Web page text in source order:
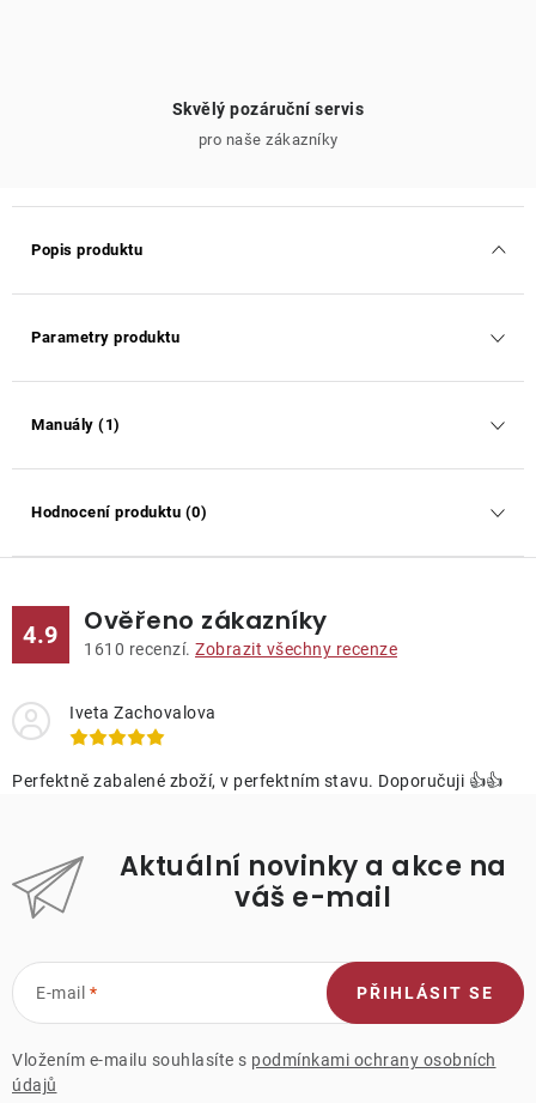
Skvělý pozáruční servis
pro naše zákazníky
Popis produktu
Parametry produktu
Manuály (1)
Hodnocení produktu (0)
4.9 Ověřeno zákazníky
1610 recenzí. Zobrazit všechny recenze
Iveta Zachovalova
Perfektně zabalené zboží, v perfektním stavu. Doporučuji 👍👍
Aktuální novinky a akce na
váš e-mail
E-mail
Vložením e-mailu souhlasíte s podmínkami ochrany osobních
údajů
PŘIHLÁSIT SE